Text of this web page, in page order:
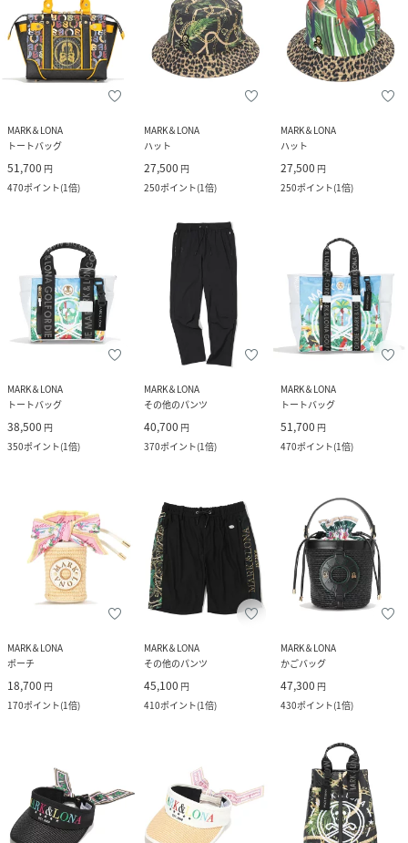
MARK＆LONA
トートバッグ
51,700 円
470ポイント(1倍)
MARK＆LONA
ハット
27,500 円
250ポイント(1倍)
MARK＆LONA
ハット
27,500 円
250ポイント(1倍)
MARK＆LONA
トートバッグ
38,500 円
350ポイント(1倍)
MARK＆LONA
その他のパンツ
40,700 円
370ポイント(1倍)
MARK＆LONA
トートバッグ
51,700 円
470ポイント(1倍)
MARK＆LONA
ポーチ
18,700 円
170ポイント(1倍)
MARK＆LONA
その他のパンツ
45,100 円
410ポイント(1倍)
MARK＆LONA
かごバッグ
47,300 円
430ポイント(1倍)